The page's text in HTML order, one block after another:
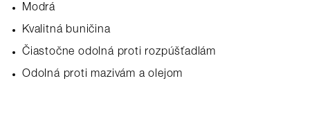
Modrá
Kvalitná buničina
Čiastočne odolná proti rozpúšťadlám
Odolná proti mazivám a olejom